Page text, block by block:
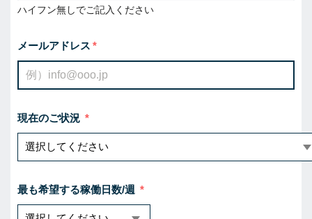
ハイフン無しでご記入ください
メールアドレス
現在のご状況
最も希望する稼働日数/週